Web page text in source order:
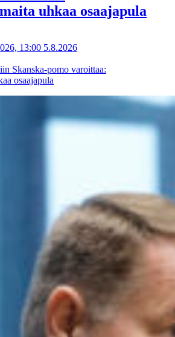
uhkaa osaajapula
13:00 5.8.2026
Skanska-pomo varoittaa:
osaajapula